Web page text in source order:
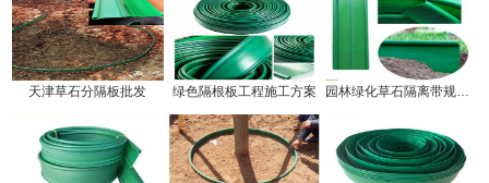
天津草石分隔板批发 绿色隔根板工程施工方案 园林绿化草石隔离带规格有几种!